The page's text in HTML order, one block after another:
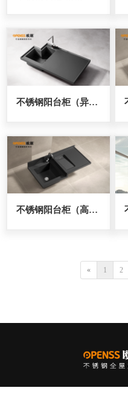
不锈钢阳台柜（异型台面）
不锈钢阳台柜（高低一体成型）
« 1 2